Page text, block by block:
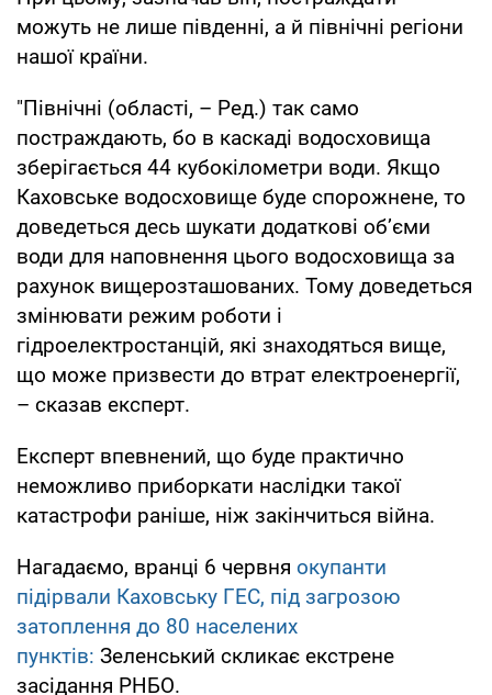
можуть не лише південні, а й північні регіони
нашої країни.
"Північні (області, – Ред.) так само
постраждають, бо в каскаді водосховища
зберігається 44 кубокілометри води. Якщо
Каховське водосховище буде спорожнене, то
доведеться десь шукати додаткові об’єми
води для наповнення цього водосховища за
рахунок вищерозташованих. Тому доведеться
змінювати режим роботи і
гідроелектростанцій, які знаходяться вище,
що може призвести до втрат електроенергії,
– сказав експерт.
Експерт впевнений, що буде практично
неможливо приборкати наслідки такої
катастрофи раніше, ніж закінчиться війна.
Нагадаємо, вранці 6 червня окупанти
підірвали Каховську ГЕС, під загрозою
затоплення до 80 населених
пунктів: Зеленський скликає екстрене
засідання РНБО.